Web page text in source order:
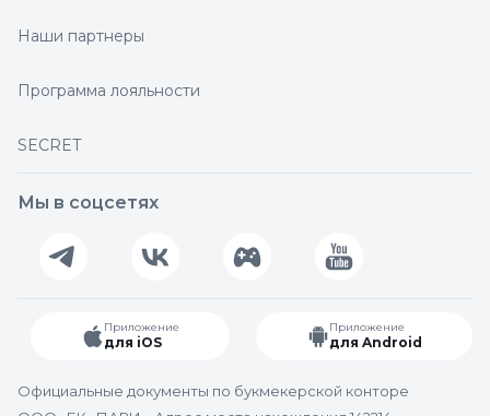
Наши партнеры
Программа лояльности
SECRET
Мы в соцсетях
Приложение
для iOS
Приложение
для Android
Официальные документы по букмекерской конторе